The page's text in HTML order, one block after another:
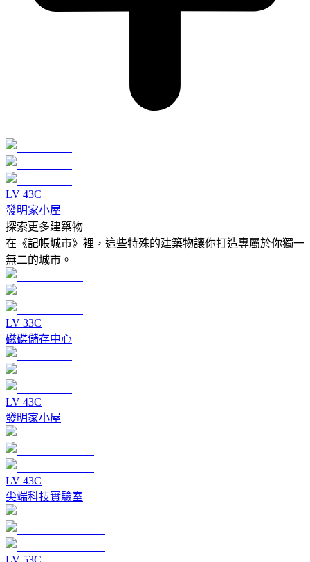
LV 43C
發明家小屋
探索更多建築物
在《記帳城市》裡，這些特殊的建築物讓你打造專屬於你獨一
無二的城市。
LV 33C
磁碟儲存中心
LV 43C
發明家小屋
LV 43C
尖端科技實驗室
LV 53C